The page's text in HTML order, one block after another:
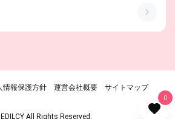
情報保護方針 運営会社概要 サイトマップ
All Rights Reserved.
0